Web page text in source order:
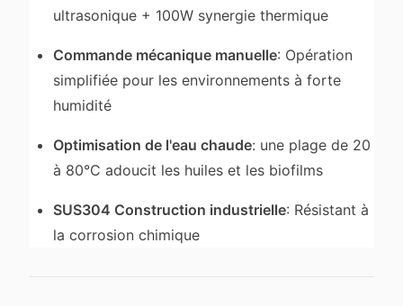
ultrasonique + 100W synergie thermique
Commande mécanique manuelle: Opération
simplifiée pour les environnements à forte
humidité
Optimisation de l'eau chaude: une plage de 20
à 80°C adoucit les huiles et les biofilms
SUS304 Construction industrielle: Résistant à
la corrosion chimique